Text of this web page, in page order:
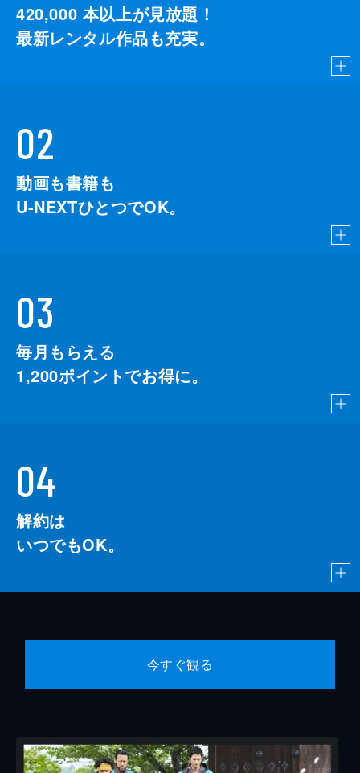
420,000 本以上が見放題！
最新レンタル作品も充実。
02
動画も書籍も
U-NEXTひとつでOK。
03
毎月もらえる
1,200ポイントでお得に。
04
解約は
いつでもOK。
今すぐ観る